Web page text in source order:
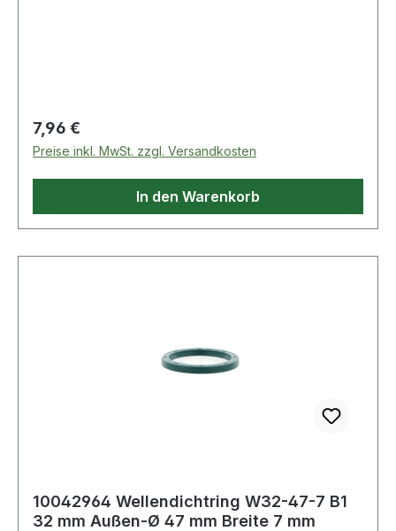
Regulärer Preis:
7,96 €
Preise inkl. MwSt. zzgl. Versandkosten
In den Warenkorb
10042964 Wellendichtring W32-47-7 B1
32 mm Außen-Ø 47 mm Breite 7 mm